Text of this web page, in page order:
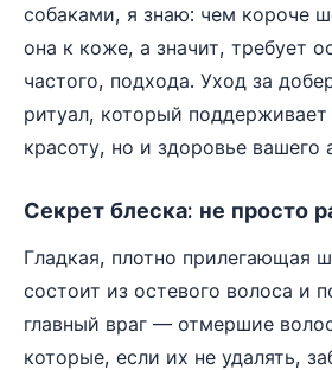
собаками, я знаю: чем короче
она к коже, а значит, требует
частого, подхода. Уход за
ритуал, который поддерживает
красоту, но и здоровье вашего
Секрет блеска: не просто
Гладкая, плотно прилегающая
состоит из остевого волоса и
главный враг — отмершие
которые, если их не удалять,